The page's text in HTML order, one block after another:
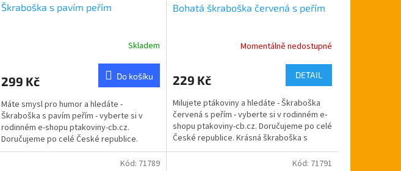
Škraboška s pavím peřím
Skladem
299 Kč Do košíku
Máte smysl pro humor a hledáte -
Škraboška s pavím peřím - vyberte si v
rodinném e-shopu ptakoviny-cb.cz.
Doručujeme po celé České republice.
Černá škraboška s pavím peřím.
Bohatá škraboška červená s peřím
Momentálně nedostupné
229 Kč DETAIL
Milujete ptákoviny a hledáte - Škraboška
červená s peřím - vyberte si v rodinném e-
shopu ptakoviny-cb.cz. Doručujeme po celé
České republice. Krásná škraboška s
dlouhým peřím...
Kód: 71789 Kód: 71791